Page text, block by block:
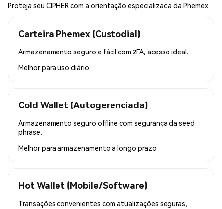
Proteja seu CIPHER com a orientação especializada da Phemex
Carteira Phemex (Custodial)
Armazenamento seguro e fácil com 2FA, acesso ideal.
Melhor para uso diário
Cold Wallet (Autogerenciada)
Armazenamento seguro offline com segurança da seed
phrase.
Melhor para armazenamento a longo prazo
Hot Wallet (Mobile/Software)
Transações convenientes com atualizações seguras,